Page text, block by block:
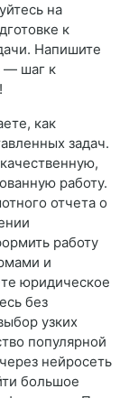
на
к
Напишите
— шаг к
как
задач.
работу.
отчета о
работу
и
юридическое
без
узких
популярной
нейросеть
большое